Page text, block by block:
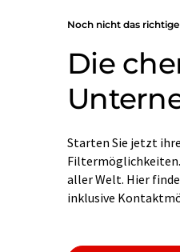
Noch nicht das
Die
Starten Sie jetzt
Filtermöglichkeiten.
aller Welt. Hier
inklusive